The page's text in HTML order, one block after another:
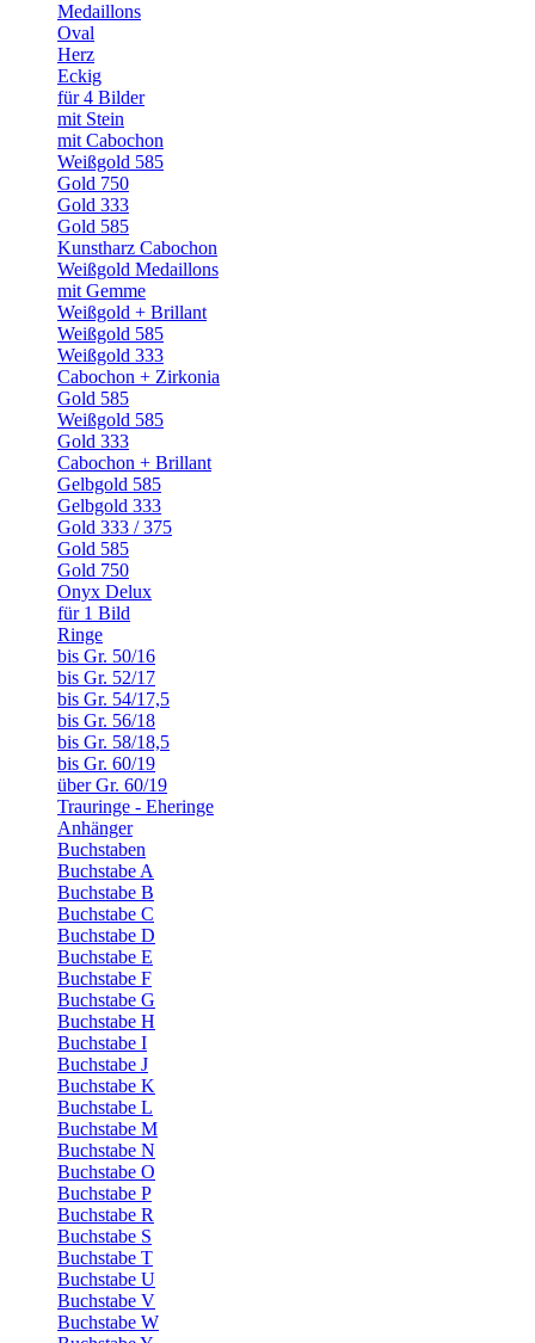
Medaillons
Oval
Herz
Eckig
für 4 Bilder
mit Stein
mit Cabochon
Weißgold 585
Gold 750
Gold 333
Gold 585
Kunstharz Cabochon
Weißgold Medaillons
mit Gemme
Weißgold + Brillant
Weißgold 585
Weißgold 333
Cabochon + Zirkonia
Gold 585
Weißgold 585
Gold 333
Cabochon + Brillant
Gelbgold 585
Gelbgold 333
Gold 333 / 375
Gold 585
Gold 750
Onyx Delux
für 1 Bild
Ringe
bis Gr. 50/16
bis Gr. 52/17
bis Gr. 54/17,5
bis Gr. 56/18
bis Gr. 58/18,5
bis Gr. 60/19
über Gr. 60/19
Trauringe - Eheringe
Anhänger
Buchstaben
Buchstabe A
Buchstabe B
Buchstabe C
Buchstabe D
Buchstabe E
Buchstabe F
Buchstabe G
Buchstabe H
Buchstabe I
Buchstabe J
Buchstabe K
Buchstabe L
Buchstabe M
Buchstabe N
Buchstabe O
Buchstabe P
Buchstabe R
Buchstabe S
Buchstabe T
Buchstabe U
Buchstabe V
Buchstabe W